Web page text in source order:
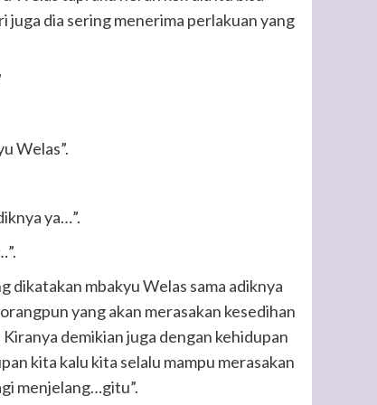
juga dia sering menerima perlakuan yang
Welas”.
ya…”.
dikatakan mbakyu Welas sama adiknya
yang akan merasakan kesedihan
demikian juga dengan kehidupan
kita kalu kita selalu mampu merasakan
menjelang…gitu”.